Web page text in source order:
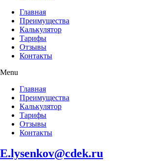
Главная
Преимущества
Калькулятор
Тарифы
Отзывы
Контакты
Menu
Главная
Преимущества
Калькулятор
Тарифы
Отзывы
Контакты
E.lysenkov@cdek.ru